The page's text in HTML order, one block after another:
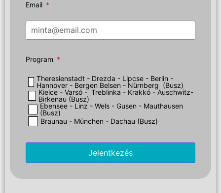
Email
Program
Theresienstadt - Drezda - Lipcse - Berlin -
Hannover - Bergen Belsen - Nürnberg (Busz)
Kielce - Varsó - Treblinka - Krakkó - Auschwitz-
Birkenau (Busz)
Ebensee - Linz - Wels - Gusen - Mauthausen
(Busz)
Braunau - München - Dachau (Busz)
Jelentkezés